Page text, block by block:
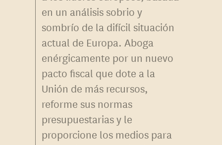
en un análisis sobrio y
sombrío de la difícil situación
actual de Europa. Aboga
enérgicamente por un nuevo
pacto fiscal que dote a la
Unión de más recursos,
reforme sus normas
presupuestarias y le
proporcione los medios para